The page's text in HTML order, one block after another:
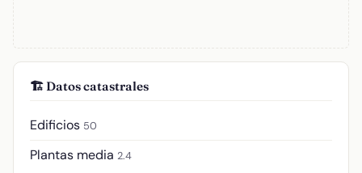
🏗️ Datos catastrales
Edificios 50
Plantas media 2.4